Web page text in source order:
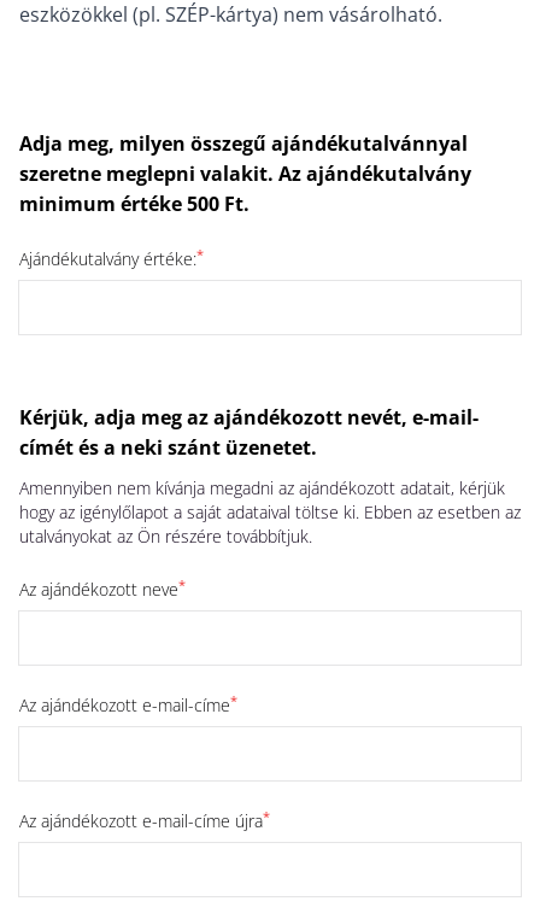
eszközökkel (pl. SZÉP-kártya) nem vásárolható.
Adja meg, milyen összegű ajándékutalvánnyal
szeretne meglepni valakit. Az ajándékutalvány
minimum értéke 500 Ft.
Ajándékutalvány értéke:*
Kérjük, adja meg az ajándékozott nevét, e-mail-
címét és a neki szánt üzenetet.
Amennyiben nem kívánja megadni az ajándékozott adatait, kérjük
hogy az igénylőlapot a saját adataival töltse ki. Ebben az esetben az
utalványokat az Ön részére továbbítjuk.
Az ajándékozott neve*
Az ajándékozott e-mail-címe*
Az ajándékozott e-mail-címe újra*